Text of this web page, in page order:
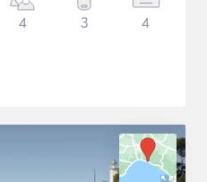
4 3 4